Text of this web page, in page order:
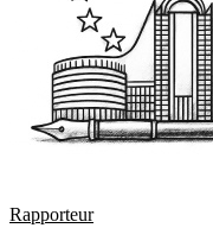
Rapporteur